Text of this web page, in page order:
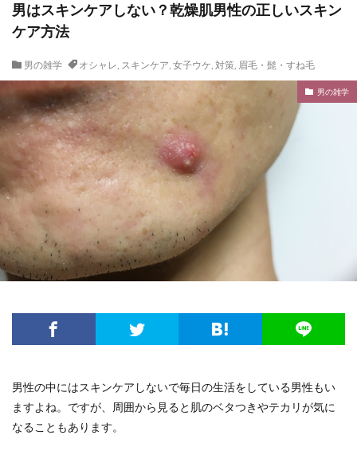
男はスキンケアしない？乾燥肌男性の正しいスキン
ケア方法
男の雑学 オシャレ, スキンケア, 女子ウケ, 対策, 眉毛・髭・すね毛
男の雑学
男性の中にはスキンケアしないで毎日の生活をしている男性もい
ますよね。ですが、周囲から見ると肌のベタつきやテカリが気に
なることもあります。